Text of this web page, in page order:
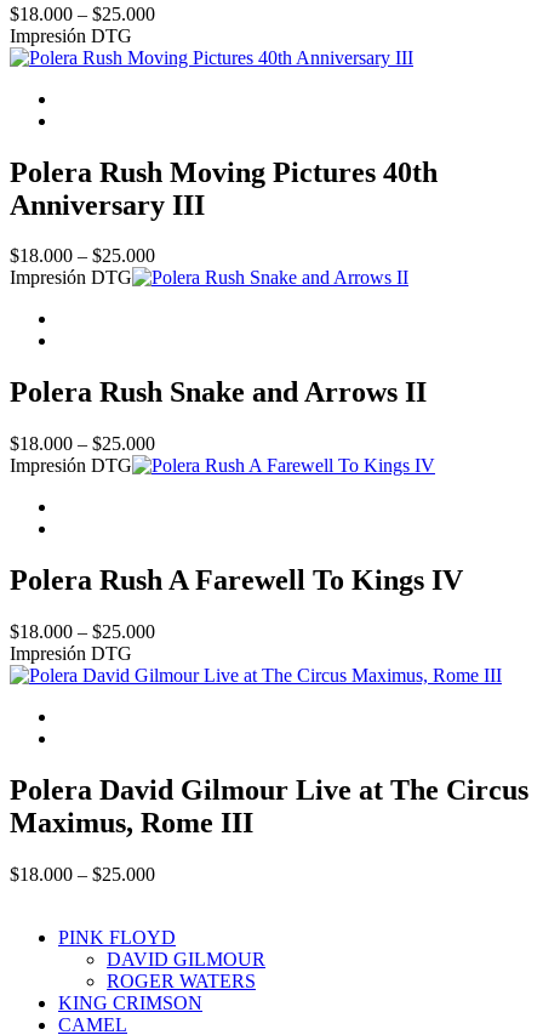
$18.000 – $25.000Price
$18.000
Impresión DTG
Polera Rush Moving Pictures 40th
Anniversary III
$18.000 – $25.000Price
range:
Impresión DTG
Polera Rush Snake and Arrows II
$18.000 – $25.000Price
range:
Impresión DTG
Polera Rush A Farewell To Kings IV
$18.000 – $25.000Price
$18.000
Impresión DTG
Polera David Gilmour Live at The Circus
Maximus, Rome III
$18.000 – $25.000Price
through
$25.000
PINK FLOYD
DAVID GILMOUR
ROGER WATERS
KING CRIMSON
CAMEL